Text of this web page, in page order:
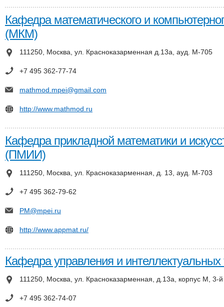
Кафедра математического и
(МКМ)
111250, Москва, ул. Красноказарменная д.13а, ауд. М-705
+7 495 362-77-74
mathmod.mpei@gmail.com
http://www.mathmod.ru
Кафедра прикладной математики и
(ПМИИ)
111250, Москва, ул. Красноказарменная, д. 13, ауд. М-703
+7 495 362-79-62
PM@mpei.ru
http://www.appmat.ru/
Кафедра управления и
111250, Москва, ул. Красноказарменная, д.13а, корпус М, 3-
+7 495 362-74-07